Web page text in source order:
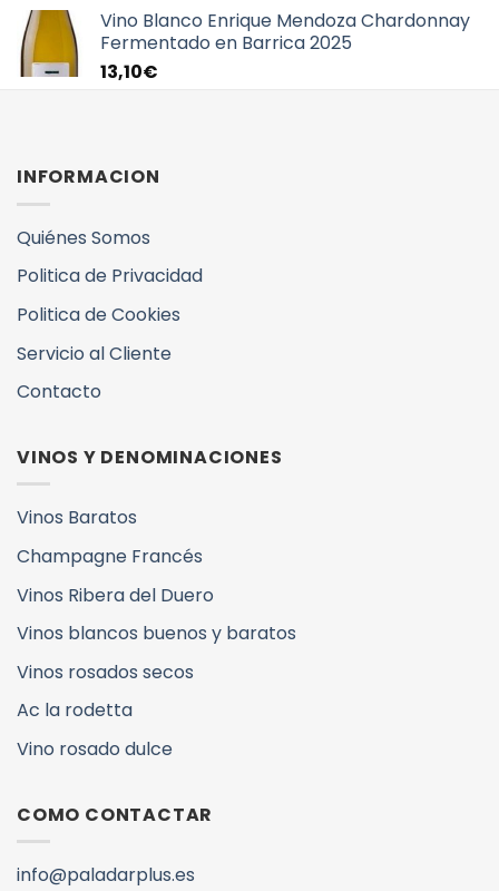
Vino Blanco Enrique Mendoza Chardonnay
Fermentado en Barrica 2025
13,10€
INFORMACION
Quiénes Somos
Politica de Privacidad
Politica de Cookies
Servicio al Cliente
Contacto
VINOS Y DENOMINACIONES
Vinos Baratos
Champagne Francés
Vinos Ribera del Duero
Vinos blancos buenos y baratos
Vinos rosados secos
Ac la rodetta
Vino rosado dulce
COMO CONTACTAR
info@paladarplus.es